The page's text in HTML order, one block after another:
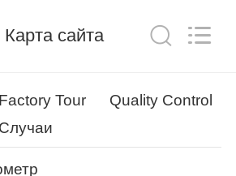
Карта сайта
Factory Tour
Quality Control
Случаи